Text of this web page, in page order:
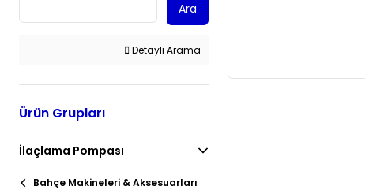
Ara
Detaylı Arama
Ürün Grupları
İlaçlama Pompası
Bahçe Makineleri & Aksesuarları